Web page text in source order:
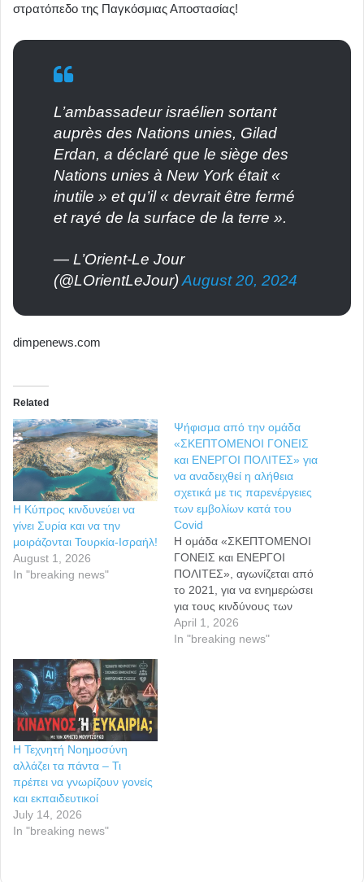
στρατόπεδο της Παγκόσμιας Αποστασίας!
L’ambassadeur israélien sortant
auprès des Nations unies, Gilad
Erdan, a déclaré que le siège des
Nations unies à New York était «
inutile » et qu’il « devrait être fermé
et rayé de la surface de la terre ».
— L’Orient-Le Jour
(@LOrientLeJour)August 20, 2024
dimpenews.com
Related
Η Κύπρος κινδυνεύει να
γίνει Συρία και να την
μοιράζονται Τουρκία-Ισραήλ!
August 1, 2026
In "breaking news"
Ψήφισμα από την ομάδα
«ΣΚΕΠΤΟΜΕΝΟΙ ΓΟΝΕΙΣ
και ΕΝΕΡΓΟΙ ΠΟΛΙΤΕΣ» για
να αναδειχθεί η αλήθεια
σχετικά με τις παρενέργειες
των εμβολίων κατά του
Covid
Η ομάδα «ΣΚΕΠΤΟΜΕΝΟΙ
ΓΟΝΕΙΣ και ΕΝΕΡΓΟΙ
ΠΟΛΙΤΕΣ», αγωνίζεται από
το 2021, για να ενημερώσει
για τους κινδύνους των
mRNA εμβολίων, ζητώντας
διαφάνεια και ανεξάρτητες
April 1, 2026
In "breaking news"
Η Τεχνητή Νοημοσύνη
αλλάζει τα πάντα – Τι
πρέπει να γνωρίζουν γονείς
και εκπαιδευτικοί
July 14, 2026
In "breaking news"